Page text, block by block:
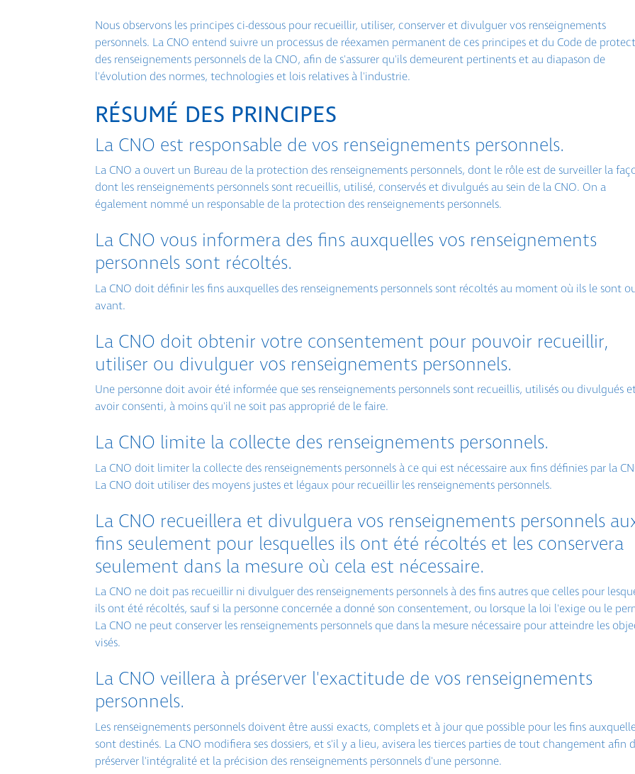
Nous observons les principes ci-dessous pour recueillir, utiliser, conserver et divulguer vos renseignements
personnels. La CNO entend suivre un processus de réexamen permanent de ces principes et du Code de
des renseignements personnels de la CNO, afin de s'assurer qu'ils demeurent pertinents et au diapason de
l'évolution des normes, technologies et lois relatives à l'industrie.
RÉSUMÉ DES PRINCIPES
La CNO est responsable de vos renseignements personnels.
La CNO a ouvert un Bureau de la protection des renseignements personnels, dont le rôle est de surveiller la
dont les renseignements personnels sont recueillis, utilisé, conservés et divulgués au sein de la CNO. On a
également nommé un responsable de la protection des renseignements personnels.
La CNO vous informera des fins auxquelles vos renseignements
personnels sont récoltés.
La CNO doit définir les fins auxquelles des renseignements personnels sont récoltés au moment où ils le sont
avant.
La CNO doit obtenir votre consentement pour pouvoir recueillir,
utiliser ou divulguer vos renseignements personnels.
Une personne doit avoir été informée que ses renseignements personnels sont recueillis, utilisés ou divulgués
avoir consenti, à moins qu'il ne soit pas approprié de le faire.
La CNO limite la collecte des renseignements personnels.
La CNO doit limiter la collecte des renseignements personnels à ce qui est nécessaire aux fins définies par la
La CNO doit utiliser des moyens justes et légaux pour recueillir les renseignements personnels.
La CNO recueillera et divulguera vos renseignements personnels
fins seulement pour lesquelles ils ont été récoltés et les conservera
seulement dans la mesure où cela est nécessaire.
La CNO ne doit pas recueillir ni divulguer des renseignements personnels à des fins autres que celles pour
ils ont été récoltés, sauf si la personne concernée a donné son consentement, ou lorsque la loi l'exige ou le
La CNO ne peut conserver les renseignements personnels que dans la mesure nécessaire pour atteindre les
visés.
La CNO veillera à préserver l'exactitude de vos renseignements
personnels.
Les renseignements personnels doivent être aussi exacts, complets et à jour que possible pour les fins
sont destinés. La CNO modifiera ses dossiers, et s'il y a lieu, avisera les tierces parties de tout changement afin
préserver l'intégralité et la précision des renseignements personnels d'une personne.